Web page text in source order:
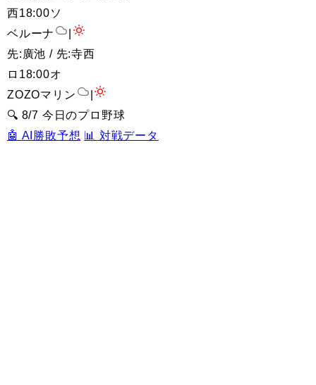
西18:00ソ
ベルーナ
先:廣池 / 先:寺西
ロ 18:00オ
ZOZOマリン
🔍 8/7 今日のプロ野球
🤖 AI勝敗予想 📊 対戦データ